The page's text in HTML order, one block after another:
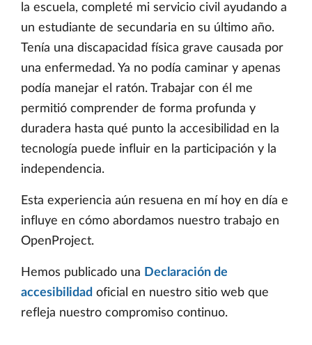
la escuela, completé mi servicio civil ayudando a
un estudiante de secundaria en su último año.
Tenía una discapacidad física grave causada por
una enfermedad. Ya no podía caminar y apenas
podía manejar el ratón. Trabajar con él me
permitió comprender de forma profunda y
duradera hasta qué punto la accesibilidad en la
tecnología puede influir en la participación y la
independencia.
Esta experiencia aún resuena en mí hoy en día e
influye en cómo abordamos nuestro trabajo en
OpenProject.
Hemos publicado una Declaración de
accesibilidad oficial en nuestro sitio web que
refleja nuestro compromiso continuo.